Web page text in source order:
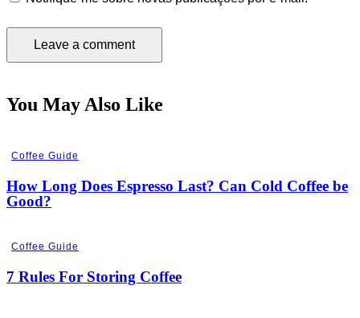
You May Also Like
Coffee Guide
How Long Does Espresso Last? Can Cold Coffee be
Good?
Coffee Guide
7 Rules For Storing Coffee